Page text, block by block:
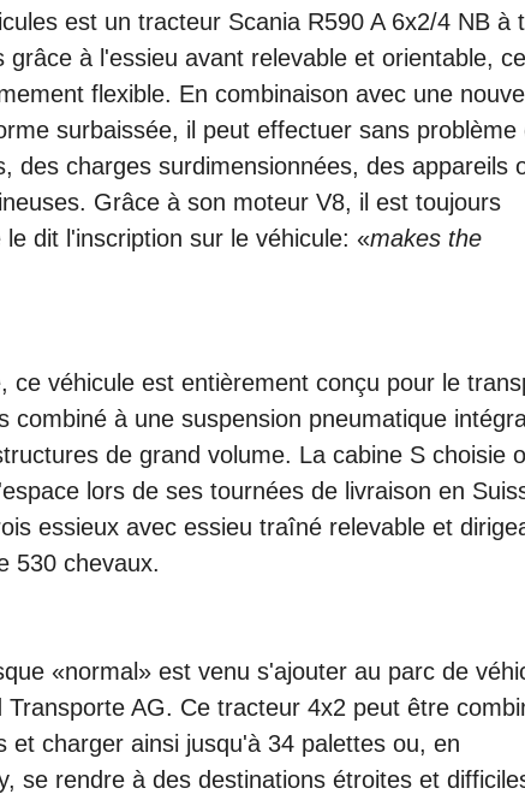
est un tracteur Scania R590 A 6x2/4 NB à
à l'essieu avant relevable et orientable, ce
flexible. En combinaison avec une
surbaissée, il peut effectuer sans problème
des charges surdimensionnées, des appareils
Grâce à son moteur V8, il est toujours
dit l'inscription sur le véhicule: «makes the
ce véhicule est entièrement conçu pour le
à une suspension pneumatique
de grand volume. La cabine S choisie
lors de ses tournées de livraison en
essieux avec essieu traîné relevable et
530 chevaux.
«normal» est venu s'ajouter au parc de
AG. Ce tracteur 4x2 peut être
charger ainsi jusqu'à 34 palettes ou, en
se rendre à des destinations étroites et